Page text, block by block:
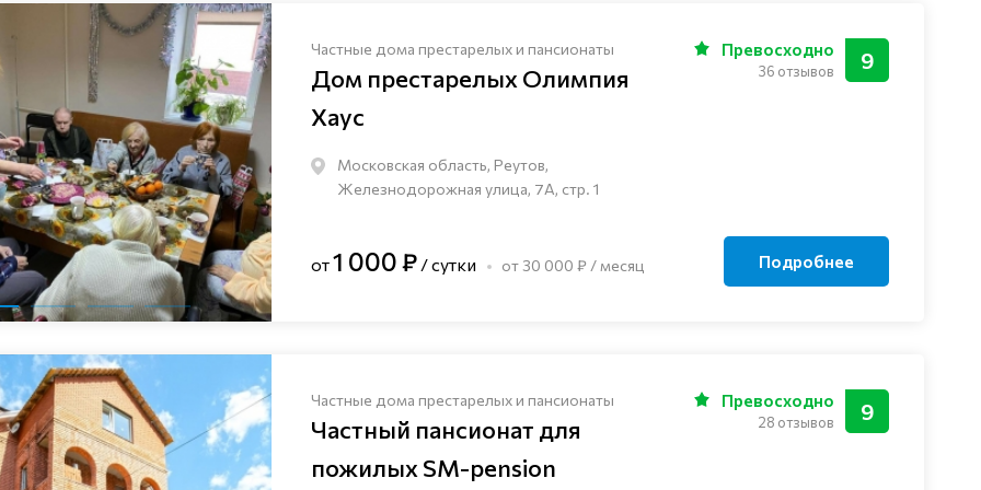
Частные дома престарелых и пансионаты
Дом престарелых Олимпия
Хаус
Московская область, Реутов,
Железнодорожная улица, 7А, стр. 1
9
Превосходно
36 отзывов
от1 000 ₽ / сутки от 30 000 ₽ / месяц Подробнее
Частные дома престарелых и пансионаты
Частный пансионат для
пожилых SM-pension
9
Превосходно
28 отзывов